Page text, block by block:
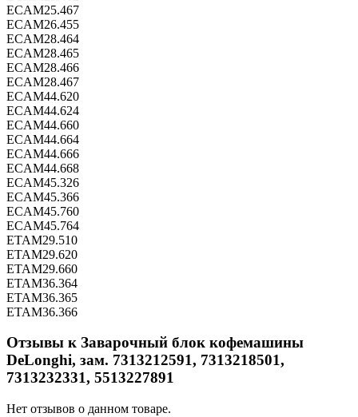
ECAM25.467
ECAM26.455
ECAM28.464
ECAM28.465
ECAM28.466
ECAM28.467
ECAM44.620
ECAM44.624
ECAM44.660
ECAM44.664
ECAM44.666
ECAM44.668
ECAM45.326
ECAM45.366
ECAM45.760
ECAM45.764
ETAM29.510
ETAM29.620
ETAM29.660
ETAM36.364
ETAM36.365
ETAM36.366
Отзывы к Заварочный блок кофемашины
DeLonghi, зам. 7313212591, 7313218501,
7313232331, 5513227891
Нет отзывов о данном товаре.